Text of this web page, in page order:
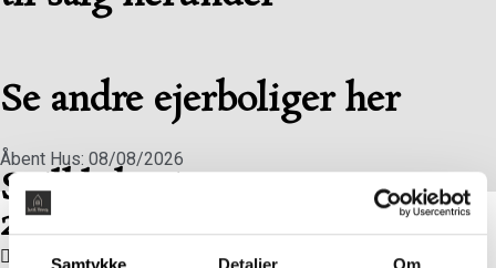
Samtykke Detaljer Om
Se andre ejerboliger her
Åbent Hus: 08/08/2026
Sejlklubvej 1, 1. tv
2450 København SV
Boligareal 86 m2 Værelser 2 Pris 5.465.000 kr.